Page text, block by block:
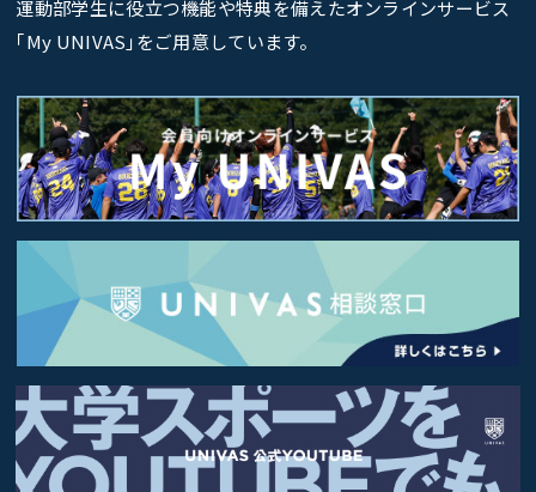
運動部学生に役立つ機能や特典を備えたオンラインサービス
｢My UNIVAS｣をご用意しています。